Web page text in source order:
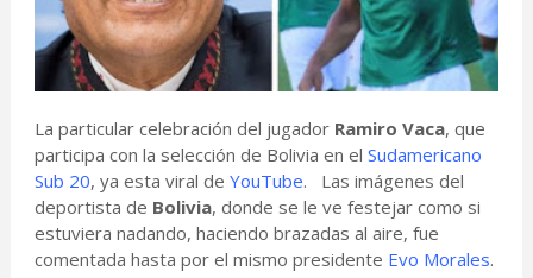
La particular celebración del jugador Ramiro Vaca, que
participa con la selección de Bolivia en el Sudamericano
Sub 20, ya esta viral de YouTube. Las imágenes del
deportista de Bolivia, donde se le ve festejar como si
estuviera nadando, haciendo brazadas al aire, fue
comentada hasta por el mismo presidente Evo Morales.